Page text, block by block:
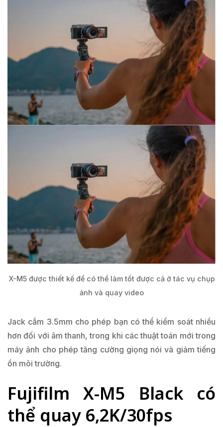
X-M5 được thiết kế để có thể làm tốt được cả ở tác vụ chụp
ảnh và quay video
Jack cắm 3.5mm cho phép bạn có thể kiểm soát nhiều
hơn đối với âm thanh, trong khi các thuật toán mới trong
máy ảnh cho phép tăng cường giọng nói và giảm tiếng
ồn môi trường.
Fujifilm X-M5 Black có
thể quay 6,2K/30fps